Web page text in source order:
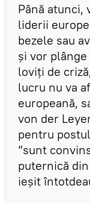
Până
liderii
bezele sau
și vor
loviți de
lucru nu va
europeană,
von der
pentru
”sunt
puternică din
ieşit